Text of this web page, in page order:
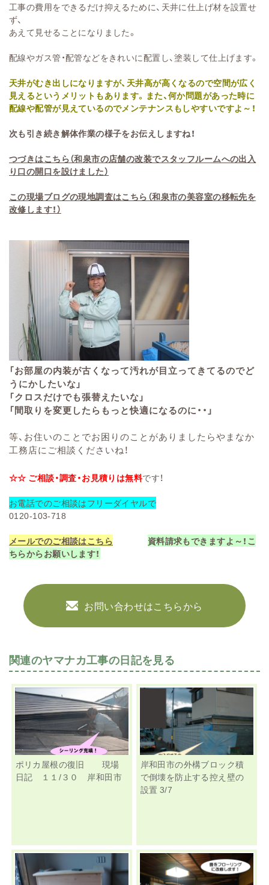
工事の費用をできるだけ抑えるために、天井に仕上げ材を設置せ
ず、
あえて見せることになりました。
配線やガス管・配管などをきれいに配置し、塗装して仕上げます。
天井がむき出しになりますが、天井高が高くなるので空間が広く
見えるというメリットもあります。また、何か問題があった時に
配線や配管が見えているのでメンテナンスもしやすいですよ～！
次も引き続き解体作業の様子をお伝えしますね！
つづきはこちら（和泉市の店舗の改装でスタッフルームへの出入
り口の開口を設けました）
この現場ブログの現地調査はこちら（和泉市の美容室の移転先を
改修します！）
「お部屋の内装が古くなって汚れが目立ってきてるのでど
うにかしたいな」
「クロスだけでも張替えたいな」
「間取りを変更したらもっと快適になるのに・・」
等、お住いのことでお困りのことがありましたらやまなか
工務店にご相談くださいね！
☆☆ ご相談・調査・お見積りは無料です！
お電話でのご相談はフリーダイヤルで
0120-103-718
メールでのご相談はこちら
資料請求もできますよ～！こ
ちらからお願いします！
お問い合わせはこちらから
関連のヤマナカ工事の日記を見る
ポリカ屋根の復旧 現場
日記 １１/３０ 岸和田市
岸和田市の外構ブロック積
で倒壊を防止する控え壁の
設置 3/7